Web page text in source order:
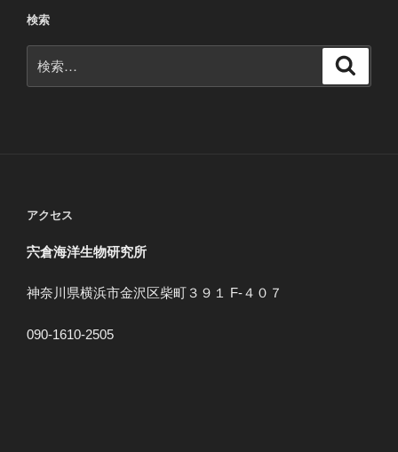
検索
索:
アクセス
宍倉海洋生物研究所
神奈川県横浜市金沢区柴町３９１ F-４０７
090-1610-2505